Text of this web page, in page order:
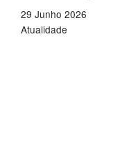
29 Junho 2026
Atualidade